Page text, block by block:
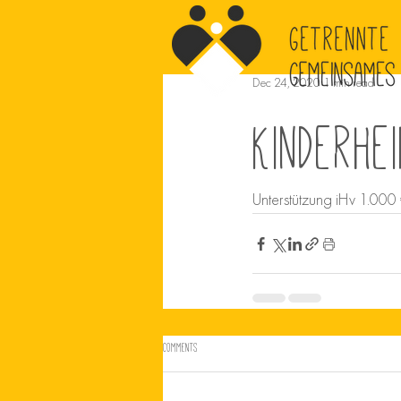
Dec 24, 2020 1 min read
Unterstützung iHv 1.000
Comments